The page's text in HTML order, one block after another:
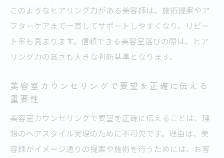
このようなヒアリング力がある美容師は、施術提案やア
フターケアまで一貫してサポートしやすくなり、リピー
ト率も高まります。信頼できる美容室選びの際は、ヒア
リング力の高さも大きな判断基準となります。
美容室カウンセリングで要望を正確に伝える
重要性
美容室カウンセリングで要望を正確に伝えることは、理
想のヘアスタイル実現のために不可欠です。理由は、美
容師がイメージ通りの提案や施術を行うためには、お客